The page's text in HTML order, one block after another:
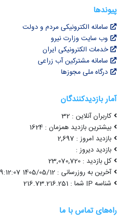
پیوندها
سامانه الکترونیکی مردم و دولت
وب سایت وزارت نیرو
خدمات الکترونیکی ایران
سامانه مشترکین آب زراعی
درگاه ملی مجوزها
آمار بازدیدکنندگان
کاربران آنلاین : 32
بیشترین بازدید همزمان : 1624
بازدید امروز : 2,697
بازدید دیروز :
کل بازدید : 23,070,720
آخرین به روزرسانی : 1405/05/12 09:12:07
شناسه IP شما : 216.73.216.251
راه‌های تماس با ما